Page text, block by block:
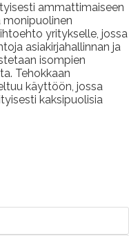
ammattimaiseen
yritykselle, jossa
asiakirjahallinnan ja
isompien
Tehokkaan
käyttöön, jossa
kaksipuolisia